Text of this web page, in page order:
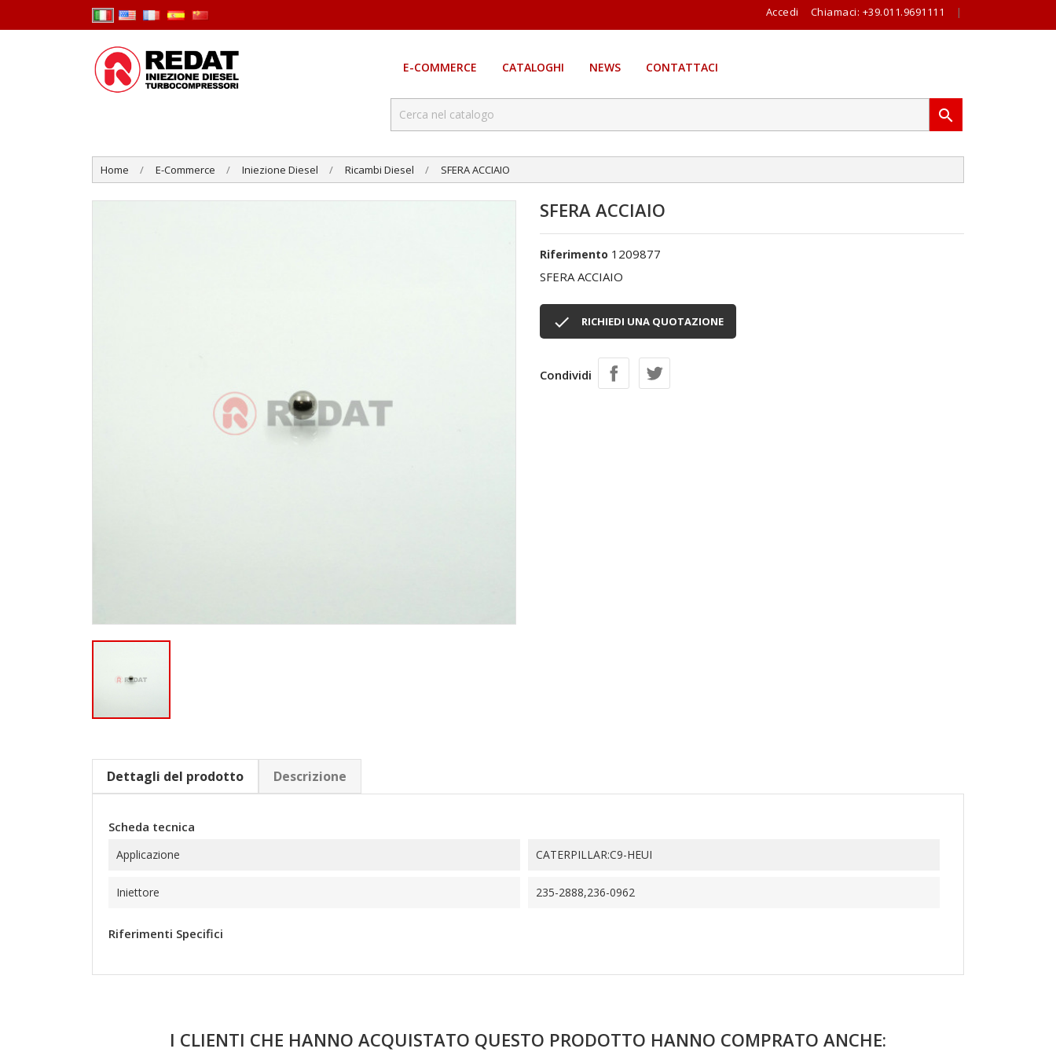
Accedi Chiamaci: +39.011.9691111 |
E-COMMERCE CATALOGHI NEWS CONTATTACI

Home E-Commerce Iniezione Diesel Ricambi Diesel SFERA ACCIAIO
SFERA ACCIAIO
Riferimento 1209877
SFERA ACCIAIO
 RICHIEDI UNA QUOTAZIONE
Condividi
Dettagli del prodotto Descrizione
Scheda tecnica
Applicazione CATERPILLAR:C9-HEUI
Iniettore 235-2888,236-0962
Riferimenti Specifici
I CLIENTI CHE HANNO ACQUISTATO QUESTO PRODOTTO HANNO COMPRATO ANCHE: